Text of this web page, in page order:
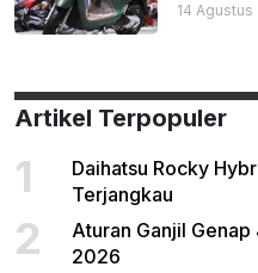
14 Agustus
Artikel Terpopuler
1
Daihatsu Rocky
Terjangkau
2
Aturan Ganjil
2026